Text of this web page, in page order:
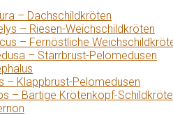
– Dachschildkröten
– Riesen-Weichschildkröten
– Fernöstliche
– Starrbrust-Pelomedusen
– Klappbrust-Pelomedusen
– Bärtige Krötenkopf-